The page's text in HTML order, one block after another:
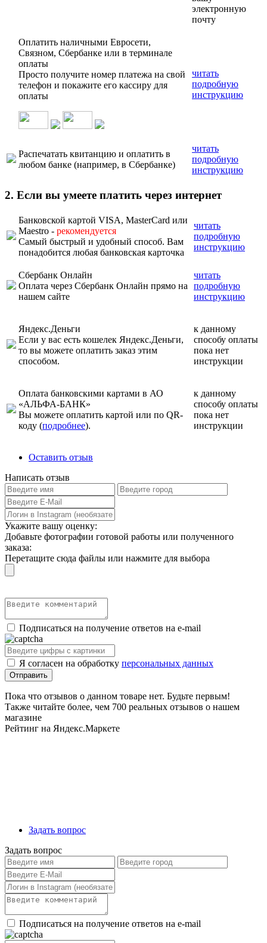
электронную
почту
Оплатить наличными Евросети,
Связном, Сбербанке или в терминале
оплаты
Просто получите номер платежа на свой
телефон и покажите его кассиру для
оплаты
читать
подробную
инструкцию
Распечатать квитанцию и оплатить в
любом банке (например, в Сбербанке)
читать
подробную
инструкцию
2. Если вы умеете платить через интернет
Банковской картой VISA, MasterCard или
Maestro - рекомендуется
Самый быстрый и удобный способ. Вам
понадобится любая банковская карточка
читать
подробную
инструкцию
Сбербанк Онлайн
Оплата через Сбербанк Онлайн прямо на
нашем сайте
читать
подробную
инструкцию
Яндекс.Деньги
Если у вас есть кошелек Яндекс.Деньги,
то вы можете оплатить заказ этим
способом.
к данному
способу оплаты
пока нет
инструкции
Оплата банковскими картами в АО
«АЛЬФА-БАНК»
Вы можете оплатить картой или по QR-
коду (подробнее).
к данному
способу оплаты
пока нет
инструкции
Оставить отзыв
Написать отзыв
Укажите вашу оценку:
Добавьте фотографии готовой работы или полученного
заказа:
Перетащите сюда файлы или нажмите для выбора
Подписаться на получение ответов на e-mail
Я согласен на обработку персональных данных
Пока что отзывов о данном товаре нет. Будьте первым!
Также читайте более, чем 700 реальных отзывов о нашем
магазине
Рейтинг на Яндекс.Маркете
Задать вопрос
Задать вопрос
Подписаться на получение ответов на e-mail